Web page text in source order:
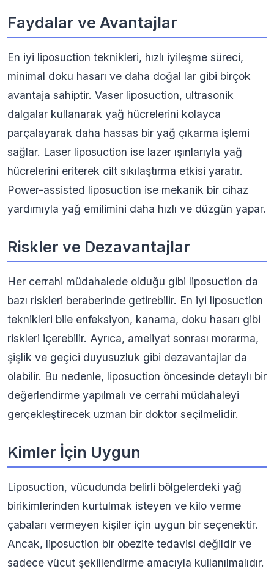
Faydalar ve Avantajlar
En iyi liposuction teknikleri, hızlı iyileşme süreci,
minimal doku hasarı ve daha doğal lar gibi birçok
avantaja sahiptir. Vaser liposuction, ultrasonik
dalgalar kullanarak yağ hücrelerini kolayca
parçalayarak daha hassas bir yağ çıkarma işlemi
sağlar. Laser liposuction ise lazer ışınlarıyla yağ
hücrelerini eriterek cilt sıkılaştırma etkisi yaratır.
Power-assisted liposuction ise mekanik bir cihaz
yardımıyla yağ emilimini daha hızlı ve düzgün yapar.
Riskler ve Dezavantajlar
Her cerrahi müdahalede olduğu gibi liposuction da
bazı riskleri beraberinde getirebilir. En iyi liposuction
teknikleri bile enfeksiyon, kanama, doku hasarı gibi
riskleri içerebilir. Ayrıca, ameliyat sonrası morarma,
şişlik ve geçici duyusuzluk gibi dezavantajlar da
olabilir. Bu nedenle, liposuction öncesinde detaylı bir
değerlendirme yapılmalı ve cerrahi müdahaleyi
gerçekleştirecek uzman bir doktor seçilmelidir.
Kimler İçin Uygun
Liposuction, vücudunda belirli bölgelerdeki yağ
birikimlerinden kurtulmak isteyen ve kilo verme
çabaları vermeyen kişiler için uygun bir seçenektir.
Ancak, liposuction bir obezite tedavisi değildir ve
sadece vücut şekillendirme amacıyla kullanılmalıdır.